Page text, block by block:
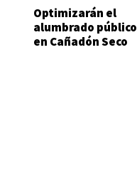
Optimizarán el
alumbrado público
en Cañadón Seco